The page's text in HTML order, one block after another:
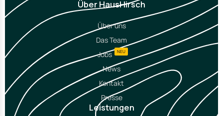
Über HausHirsch
Über uns
Das Team
Jobs
NEU
News
Kontakt
Presse
Leistungen